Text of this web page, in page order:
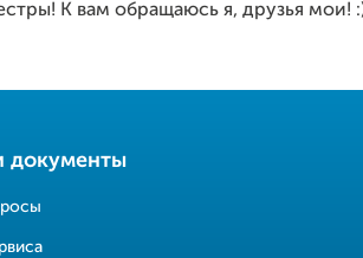
К вам обращаюсь я, друзья мои!
документы